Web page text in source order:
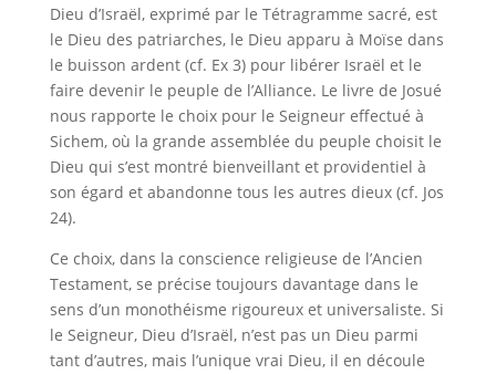
Dieu d’Israël, exprimé par le Tétragramme sacré, est
le Dieu des patriarches, le Dieu apparu à Moïse dans
le buisson ardent (cf. Ex 3) pour libérer Israël et le
faire devenir le peuple de l’Alliance. Le livre de Josué
nous rapporte le choix pour le Seigneur effectué à
Sichem, où la grande assemblée du peuple choisit le
Dieu qui s’est montré bienveillant et providentiel à
son égard et abandonne tous les autres dieux (cf. Jos
24).
Ce choix, dans la conscience religieuse de l’Ancien
Testament, se précise toujours davantage dans le
sens d’un monothéisme rigoureux et universaliste. Si
le Seigneur, Dieu d’Israël, n’est pas un Dieu parmi
tant d’autres, mais l’unique vrai Dieu, il en découle